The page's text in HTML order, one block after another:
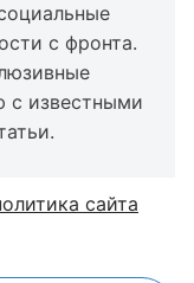
с фронта.
с известными
сайта